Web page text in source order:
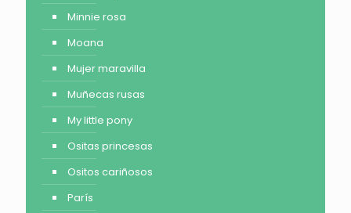
Minnie rosa
Moana
Mujer maravilla
Muñecas rusas
My little pony
Ositas princesas
Ositos cariñosos
París